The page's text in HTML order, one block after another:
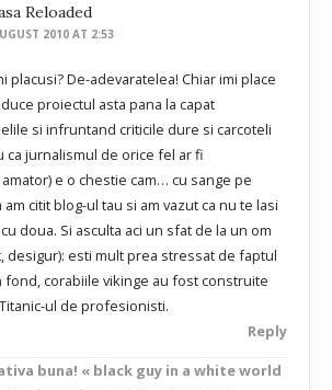
Reloaded
2010 AT 2:53
placusi? De-adevaratelea! Chiar imi place
proiectul asta pana la capat
si infruntand criticile dure si carcoteli
ca jurnalismul de orice fel ar fi
e o chestie cam… cu sange pe
citit blog-ul tau si am vazut ca nu te lasi
doua. Si asculta aci un sfat de la un om
desigur): esti mult prea stressat de faptul
fond, corabiile vikinge au fost construite
ul de profesionisti.
Reply
buna! « black guy in a white world